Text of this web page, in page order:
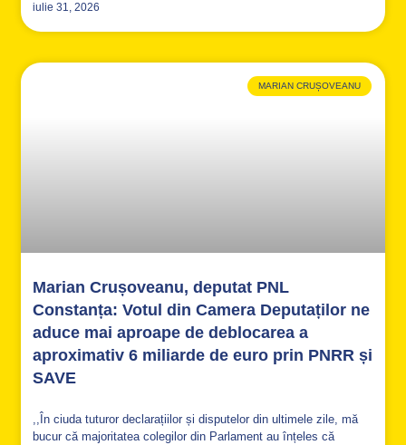
iulie 31, 2026
MARIAN CRUȘOVEANU
Marian Crușoveanu, deputat PNL
Constanța: Votul din Camera Deputaților ne
aduce mai aproape de deblocarea a
aproximativ 6 miliarde de euro prin PNRR și
SAVE
,,În ciuda tuturor declarațiilor și disputelor din ultimele zile, mă
bucur că majoritatea colegilor din Parlament au înțeles că